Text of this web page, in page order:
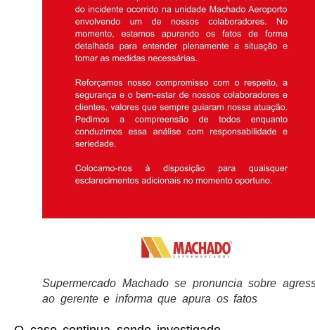
Supermercado Machado se pronuncia sobre
ao gerente e informa que apura os fatos